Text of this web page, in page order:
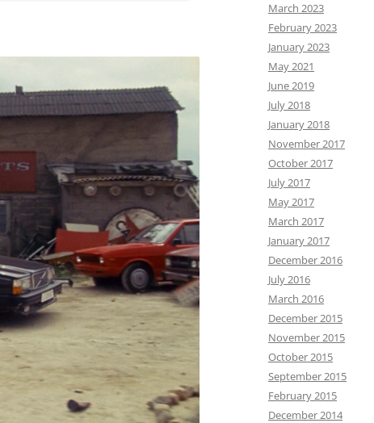
March 2023
February 2023
January 2023
May 2021
June 2019
July 2018
January 2018
November 2017
October 2017
July 2017
May 2017
March 2017
January 2017
December 2016
July 2016
March 2016
December 2015
November 2015
October 2015
September 2015
February 2015
December 2014